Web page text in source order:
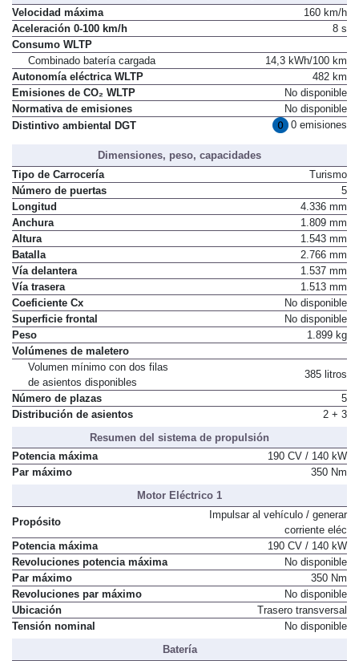
Velocidad máxima
160 km/h
Aceleración 0-100 km/h
8 s
Consumo WLTP
Combinado batería cargada
14,3 kWh/100 km
Autonomía eléctrica WLTP
482 km
Emisiones de CO₂ WLTP
No disponible
Normativa de emisiones
No disponible
Distintivo ambiental DGT
0 emisiones
Dimensiones, peso, capacidades
Tipo de Carrocería
Turismo
Número de puertas
5
Longitud
4.336 mm
Anchura
1.809 mm
Altura
1.543 mm
Batalla
2.766 mm
Vía delantera
1.537 mm
Vía trasera
1.513 mm
Coeficiente Cx
No disponible
Superficie frontal
No disponible
Peso
1.899 kg
Volúmenes de maletero
Volumen mínimo con dos filas
de asientos disponibles
385 litros
Número de plazas
5
Distribución de asientos
2 + 3
Resumen del sistema de propulsión
Potencia máxima
190 CV / 140 kW
Par máximo
350 Nm
Motor Eléctrico 1
Propósito
Impulsar al vehículo / generar
corriente eléc
Potencia máxima
190 CV / 140 kW
Revoluciones potencia máxima
No disponible
Par máximo
350 Nm
Revoluciones par máximo
No disponible
Ubicación
Trasero transversal
Tensión nominal
No disponible
Batería